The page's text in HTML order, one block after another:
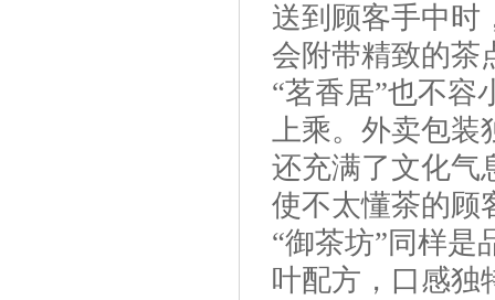
送到顾客手中时
会附带精致的茶
“茗香居”也不容
上乘。外卖包装
还充满了文化气
使不太懂茶的顾
“御茶坊”同样是
叶配方，口感独